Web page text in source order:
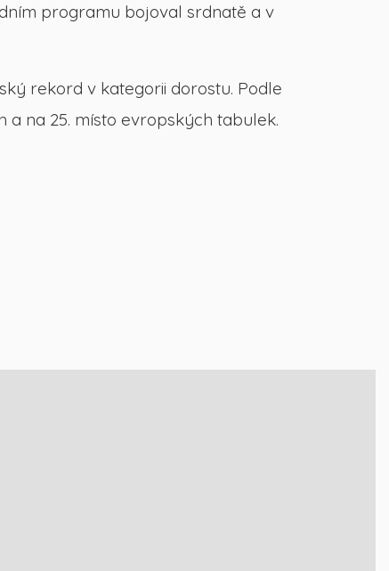
programu bojoval srdnatě a v
rekord v kategorii dorostu. Podle
a na 25. místo evropských tabulek.